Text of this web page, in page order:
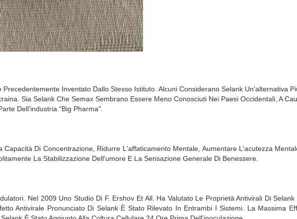
Inventato Dallo Stesso Istituto. Alcuni Considerano Selank Un'alternativa
Sia Selank Che Semax Sembrano Essere Meno Conosciuti Nei Paesi Occidentali, A
Dell'industria "big Pharma".
Di Concentrazione, Ridurre L'affaticamento Mentale, Aumentare L'acutezza
La Stabilizzazione Dell'umore E La Sensazione Generale Di Benessere.
Nel 2009 Uno Studio Di F. Ershov Et All. Ha Valutato Le Proprietà Antivirali Di
Antivirale Pronunciato Di Selank È Stato Rilevato In Entrambi I Sistemi. La Massima